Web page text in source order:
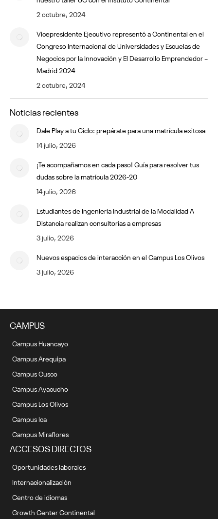
2 octubre, 2024
Vicepresidente Ejecutivo representó a Continental en el
Congreso Internacional de Universidades y Escuelas de
Negocios por la Innovación y El Desarrollo Emprendedor –
Madrid 2024
2 octubre, 2024
Noticias recientes
Dale Play a tu Ciclo: prepárate para una matrícula exitosa
14 julio, 2026
¡Te acompañamos en cada paso! Guía para resolver tus
dudas sobre la matrícula 2026-20
14 julio, 2026
Estudiantes de Ingeniería Industrial de la Modalidad A
Distancia realizan consultorías a empresas
3 julio, 2026
Nuevos espacios de interacción en el Campus Los Olivos
3 julio, 2026
CAMPUS
Campus Huancayo
Campus Arequipa
Campus Cusco
Campus Ayacucho
Campus Los Olivos
Campus Ica
Campus Miraflores
ACCESOS DIRECTOS
Oportunidades laborales
Internacionalización
Centro de idiomas
Growth Center Continental